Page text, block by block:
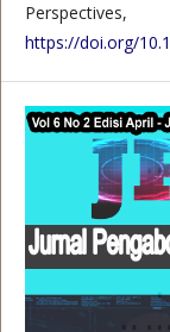
https://doi.org/